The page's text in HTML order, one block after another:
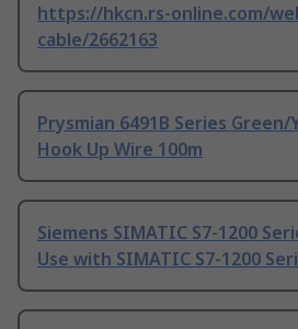
https://hkcn.rs-online.com/
cable/2662163
Prysmian 6491B Series Green/
Hook Up Wire 100m
Siemens SIMATIC S7-1200
Use with SIMATIC S7-1200